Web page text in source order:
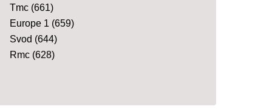
Tmc (661)
Europe 1 (659)
Svod (644)
Rmc (628)